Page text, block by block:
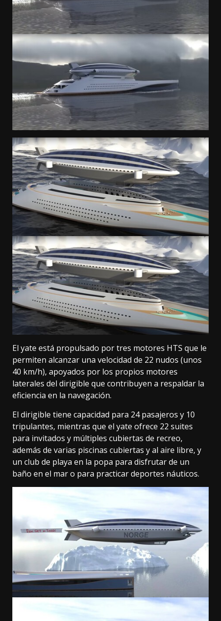
El yate está propulsado por tres motores HTS que le
permiten alcanzar una velocidad de 22 nudos (unos
40 km/h), apoyados por los propios motores
laterales del dirigible que contribuyen a respaldar la
eficiencia en la navegación.
El dirigible tiene capacidad para 24 pasajeros y 10
tripulantes, mientras que el yate ofrece 22 suites
para invitados y múltiples cubiertas de recreo,
además de varias piscinas cubiertas y al aire libre, y
un club de playa en la popa para disfrutar de un
baño en el mar o para practicar deportes náuticos.